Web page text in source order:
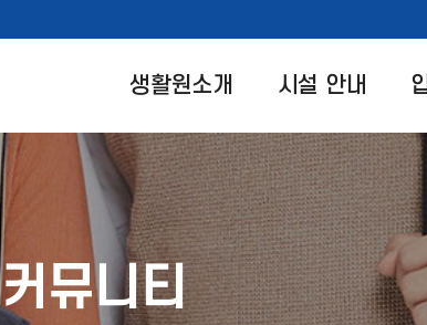
생활원소개 시설 안내
커뮤니티